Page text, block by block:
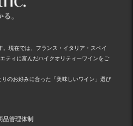
現在では、フランス・イタリア・スペイ
ティに富んだハイクオリティーワインをご
のお好みに合った「美味しいワイン」選び
品管理体制